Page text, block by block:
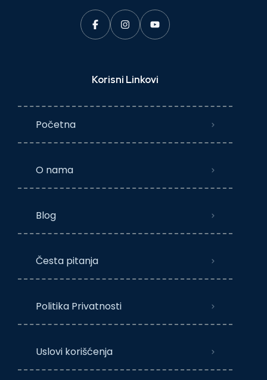
Korisni Linkovi
Početna
O nama
Blog
Česta pitanja
Politika Privatnosti
Uslovi korišćenja